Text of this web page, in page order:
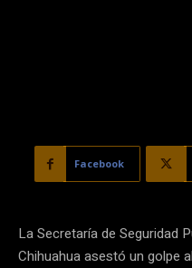
Facebook
La Secretaría de Seguridad
Chihuahua asestó un golpe